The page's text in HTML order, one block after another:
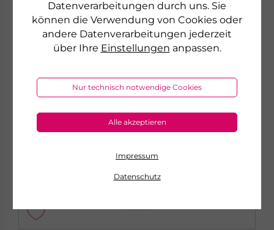
Datenverarbeitungen durch uns. Sie
können die Verwendung von Cookies oder
andere Datenverarbeitungen jederzeit
über Ihre Einstellungen anpassen.
Nur technisch notwendige Cookies
Alle akzeptieren
Impressum
Datenschutz
AKTION